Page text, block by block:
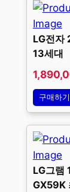
LG전자
13세대
구매하기
LG그램
GX59K